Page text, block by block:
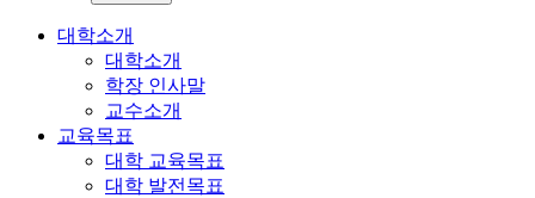
대학소개
대학소개
학장 인사말
교수소개
교육목표
대학 교육목표
대학 발전목표